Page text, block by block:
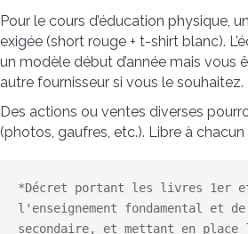
Pour le cours d’éducation physique,
exigée (short rouge + t-shirt blanc).
un modèle début d’année mais vous
autre fournisseur si vous le souhaitez.
Des actions ou ventes diverses
(photos, gaufres, etc.). Libre à chacun
*Décret portant les livres 1er et
l'enseignement fondamental et
secondaire, et mettant en place